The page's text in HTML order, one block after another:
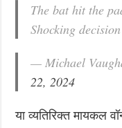
The bat hit the
Shocking
— Michael
22, 2024
या व्यतिरिक्त मायकल